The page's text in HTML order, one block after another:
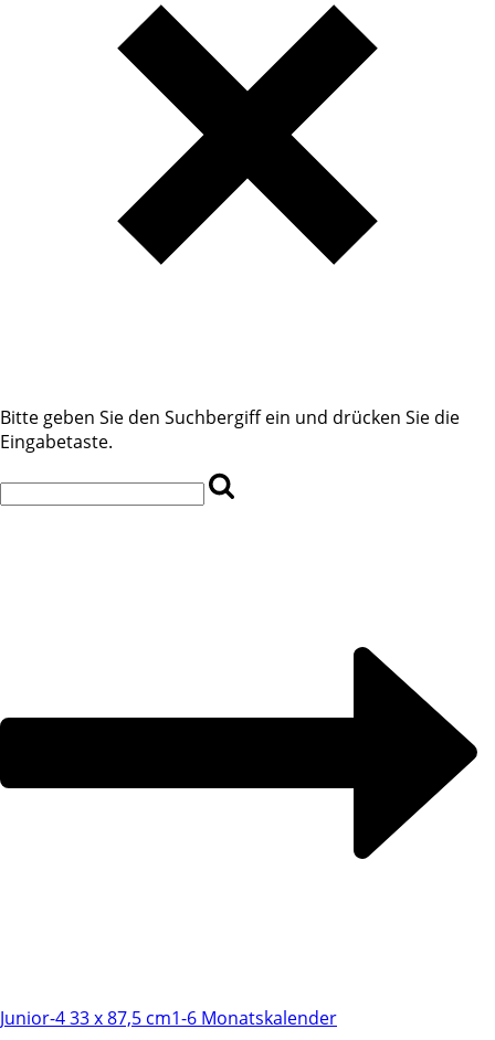
Bitte geben Sie den Suchbergiff ein und drücken Sie die
Eingabetaste.
Junior-4 33 x 87,5 cm1-6 Monatskalender